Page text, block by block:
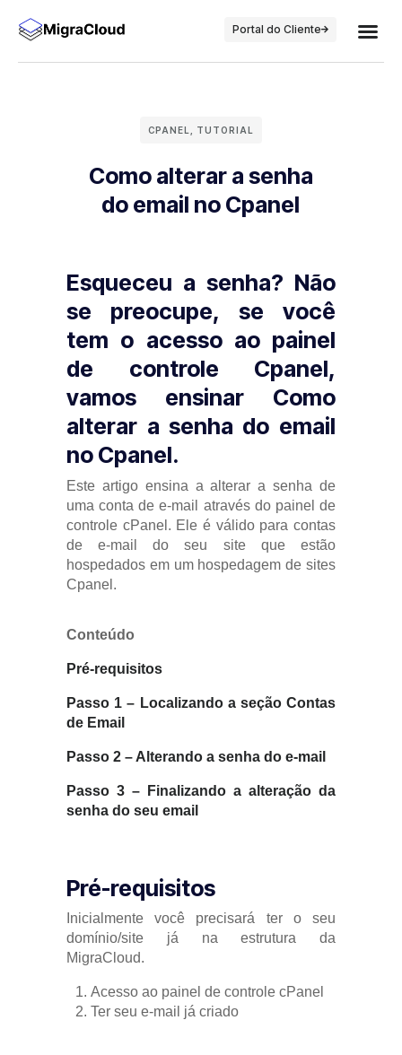
Portal do Cliente
CPANEL TUTORIAL
Como alterar a senha
do email no Cpanel
Esqueceu a senha? Não
se preocupe, se você
tem o acesso ao painel
de controle Cpanel,
vamos ensinar Como
alterar a senha do email
no Cpanel.
Este artigo ensina a alterar a senha de
uma conta de e-mail através do painel de
controle cPanel. Ele é válido para contas
de e-mail do seu site que estão
hospedados em um hospedagem de sites
Cpanel.
Conteúdo
Pré-requisitos
Passo 1 – Localizando a seção Contas
de Email
Passo 2 – Alterando a senha do e-mail
Passo 3 – Finalizando a alteração da
senha do seu email
Pré-requisitos
Inicialmente você precisará ter o seu
domínio/site já na estrutura da
MigraCloud.
Acesso ao painel de controle cPanel
Ter seu e-mail já criado